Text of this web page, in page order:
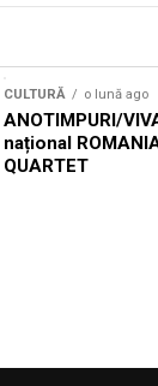
CULTURĂ o lună ago
ANOTIMPURI/
național
QUARTET